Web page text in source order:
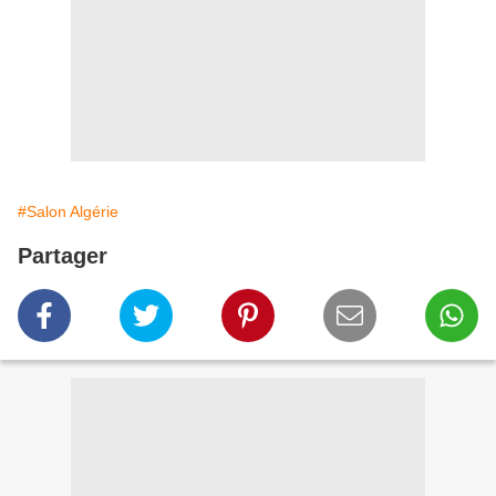
#Salon Algérie
Partager